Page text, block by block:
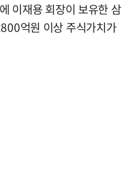
이재용 회장이 보유한 삼
억원 이상 주식가치가